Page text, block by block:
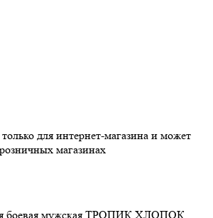
для интернет-магазина и может
магазинах
боевая мужская ТРОПИК ХЛОПОК